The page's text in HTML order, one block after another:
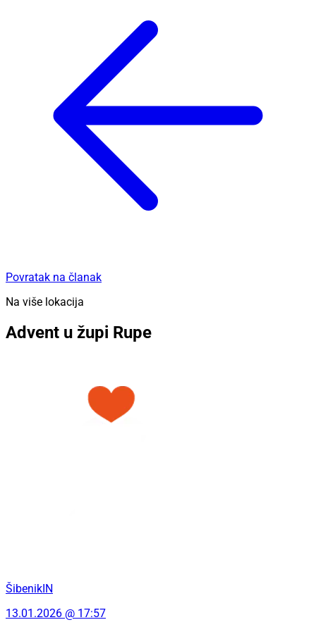
Povratak na članak
Na više lokacija
Advent u župi Rupe
ŠibenikIN
13.01.2026 @ 17:57